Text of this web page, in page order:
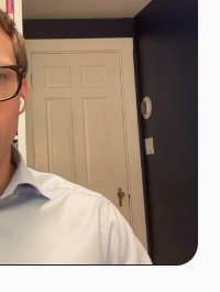
in localized AI chip supply
Could Upend Economics
니다. 젠슨 황 엔비디아
훈련에 적용될 수 있다는
두뇌’ GPU는 오픈AI가
력이 됐죠. 오픈AI의 챗GPT가
‘엔비디아 GPU
소가 됐습니다.&nbsp;